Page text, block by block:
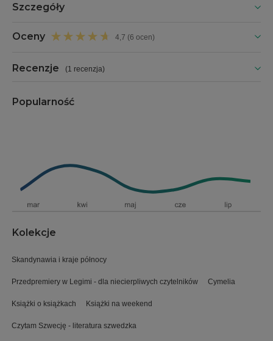
Szczegóły
Oceny 4,7 (6 ocen)
Recenzje (1 recenzja)
Popularność
Kolekcje
Skandynawia i kraje północy
Przedpremiery w Legimi - dla niecierpliwych czytelników Cymelia
Książki o książkach Książki na weekend
Czytam Szwecję - literatura szwedzka